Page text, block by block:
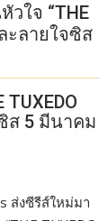
วใจ “THE
ะลายใจซิส
ส 5 มีนาคม
ส่งซีรีส์ใหม่มา